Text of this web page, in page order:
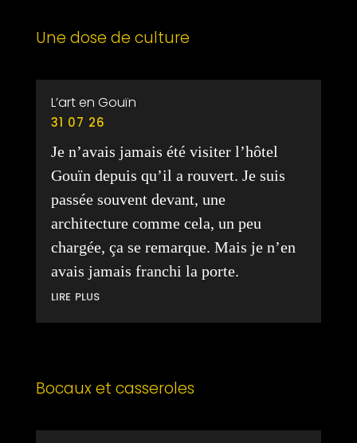
Une dose de culture
L’art en Gouïn
31 07 26
Je n’avais jamais été visiter l’hôtel
Gouïn depuis qu’il a rouvert. Je suis
passée souvent devant, une
architecture comme cela, un peu
chargée, ça se remarque. Mais je n’en
avais jamais franchi la porte.
lire plus
Bocaux et casseroles